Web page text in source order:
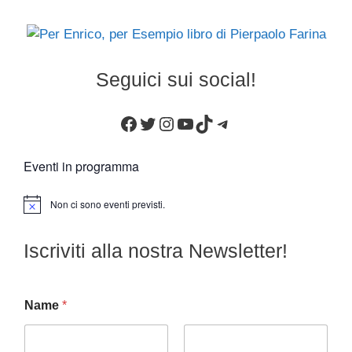
Seguici sui social!
Facebook
Twitter
Instagram
YouTube
TikTokTelegram
Eventi in programma
N
c
Non ci sono eventi previsti.
Iscriviti alla nostra Newsletter!
Name *